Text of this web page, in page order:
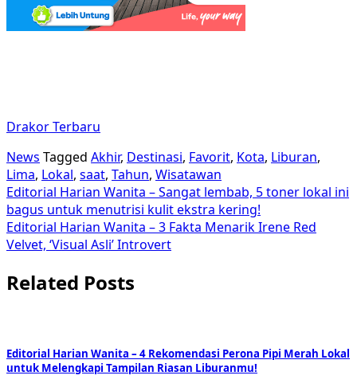
Drakor Terbaru
News Tagged Akhir, Destinasi, Favorit, Kota, Liburan,
Lima, Lokal, saat, Tahun, Wisatawan
Post
navigation
Editorial Harian Wanita – Sangat lembab, 5 toner lokal ini
bagus untuk menutrisi kulit ekstra kering!
Editorial Harian Wanita – 3 Fakta Menarik Irene Red
Velvet, ‘Visual Asli’ Introvert
Related Posts
Editorial Harian Wanita – 4 Rekomendasi Perona Pipi Merah Lokal
untuk Melengkapi Tampilan Riasan Liburanmu!